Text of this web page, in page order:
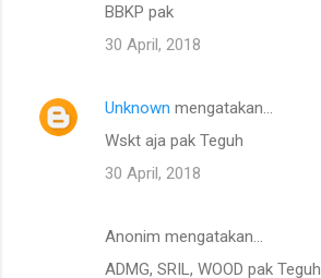
BBKP pak
30 April, 2018
Unknown mengatakan…
Wskt aja pak Teguh
30 April, 2018
Anonim mengatakan…
ADMG, SRIL, WOOD pak Teguh